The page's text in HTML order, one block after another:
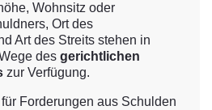
Wohnsitz oder
Ort des
Art des Streits stehen in
des gerichtlichen
zur Verfügung.
Forderungen aus Schulden